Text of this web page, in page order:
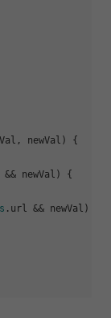
newVal) {
&& newVal) {
. url && newVal) {